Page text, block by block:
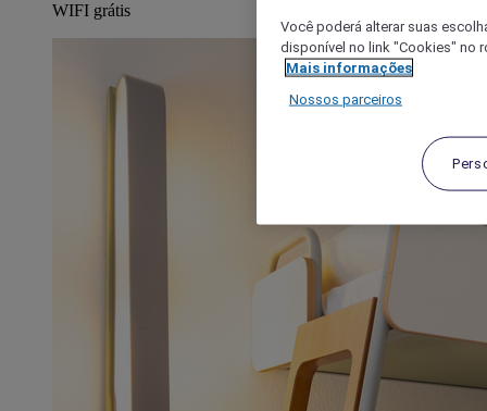
WIFI grátis
Você poderá alterar suas
disponível no link "Cookies" no
Mais informações
Nossos parceiros